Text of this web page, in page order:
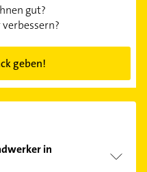
gut?
geben!
in